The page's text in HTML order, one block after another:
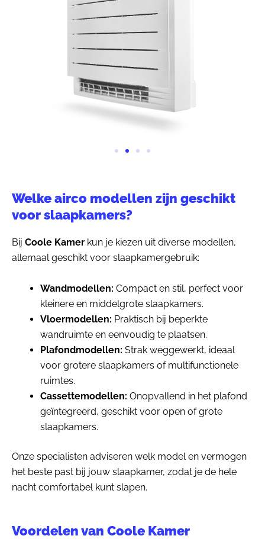
Welke airco modellen zijn geschikt
voor slaapkamers?
Bij Coole Kamer kun je kiezen uit diverse modellen,
allemaal geschikt voor slaapkamergebruik:
Wandmodellen: Compact en stil, perfect voor
kleinere en middelgrote slaapkamers.
Vloermodellen: Praktisch bij beperkte
wandruimte en eenvoudig te plaatsen.
Plafondmodellen: Strak weggewerkt, ideaal
voor grotere slaapkamers of multifunctionele
ruimtes.
Cassettemodellen: Onopvallend in het plafond
geïntegreerd, geschikt voor open of grote
slaapkamers.
Onze specialisten adviseren welk model en vermogen
het beste past bij jouw slaapkamer, zodat je de hele
nacht comfortabel kunt slapen.
Voordelen van Coole Kamer